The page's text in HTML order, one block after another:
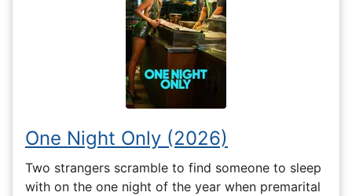
One Night Only (2026)
Two strangers scramble to find someone to sleep
with on the one night of the year when premarital